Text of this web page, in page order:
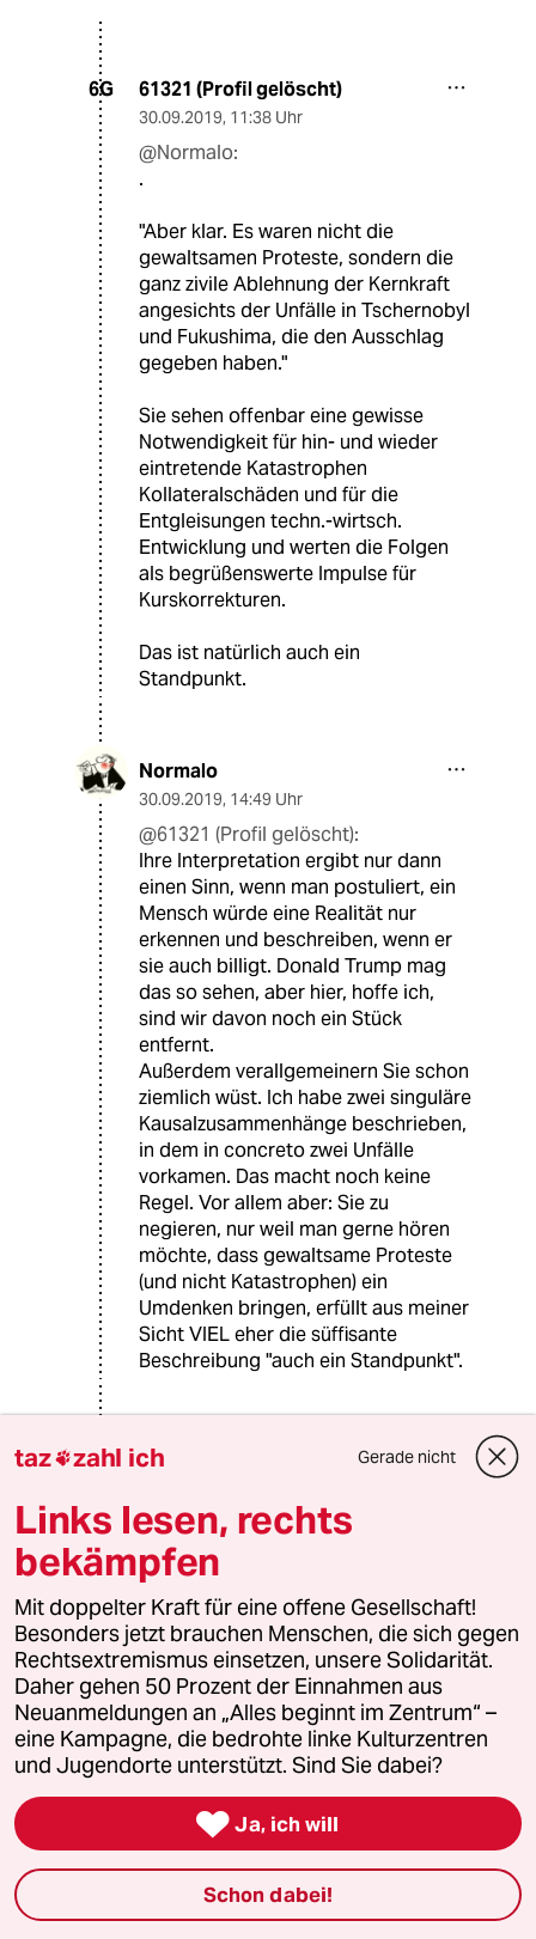
6G 61321 (Profil gelöscht)
30.09.2019, 11:38 Uhr
@Normalo:
.
"Aber klar. Es waren nicht die
gewaltsamen Proteste, sondern die
ganz zivile Ablehnung der Kernkraft
angesichts der Unfälle in Tschernobyl
und Fukushima, die den Ausschlag
gegeben haben."
Sie sehen offenbar eine gewisse
Notwendigkeit für hin- und wieder
eintretende Katastrophen
Kollateralschäden und für die
Entgleisungen techn.-wirtsch.
Entwicklung und werten die Folgen
als begrüßenswerte Impulse für
Kurskorrekturen.
Das ist natürlich auch ein
Standpunkt.
Normalo
30.09.2019, 14:49 Uhr
@61321 (Profil gelöscht):
Ihre Interpretation ergibt nur dann
einen Sinn, wenn man postuliert, ein
Mensch würde eine Realität nur
erkennen und beschreiben, wenn er
sie auch billigt. Donald Trump mag
das so sehen, aber hier, hoffe ich,
sind wir davon noch ein Stück
entfernt.
Außerdem verallgemeinern Sie schon
ziemlich wüst. Ich habe zwei singuläre
Kausalzusammenhänge beschrieben,
in dem in concreto zwei Unfälle
vorkamen. Das macht noch keine
Regel. Vor allem aber: Sie zu
negieren, nur weil man gerne hören
möchte, dass gewaltsame Proteste
(und nicht Katastrophen) ein
Umdenken bringen, erfüllt aus meiner
Sicht VIEL eher die süffisante
Beschreibung "auch ein Standpunkt".
6G 61321 (Profil gelöscht)
@Normalo:
.
Na ja, das ist nun mal so in der taz-
Kommentarspalte, wenn man mal ein
bisschen zu dick aufgetragen hat
(oder ich hier "süffisant", wie Sie
anmerken). Was da steht, steht da,
wie in Stein gemeißelt
Normalo
30.09.2019,11:22 Uhr
@Normalo:
@KURDE, 29.09., 12:13 gehen
taz zahl ich Gerade nicht
Links lesen, rechts
bekämpfen
Mit doppelter Kraft für eine offene Gesellschaft!
Besonders jetzt brauchen Menschen, die sich gegen
Rechtsextremismus einsetzen, unsere Solidarität.
Daher gehen 50 Prozent der Einnahmen aus
Neuanmeldungen an „Alles beginnt im Zentrum“ –
eine Kampagne, die bedrohte linke Kulturzentren
und Jugendorte unterstützt. Sind Sie dabei?
 Ja, ich will
Schon dabei!